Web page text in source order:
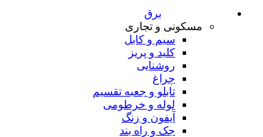
برق
مسکونی و تجاری
سیم و کابل
کلید و پریز
روشنایی
چراغ
تابلو و جعبه تقسیم
لوله و خرطومی
آیفون و زنگ
جک و راه بند